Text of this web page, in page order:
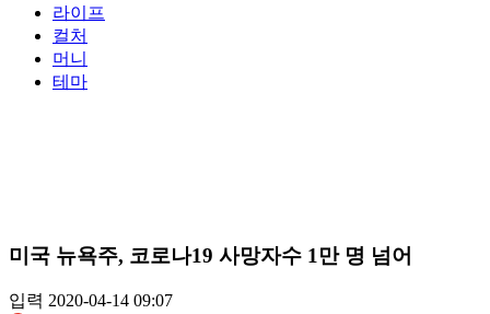
라이프
컬처
머니
테마
미국 뉴욕주, 코로나19 사망자수 1만 명 넘어
입력 2020-04-14 09:07